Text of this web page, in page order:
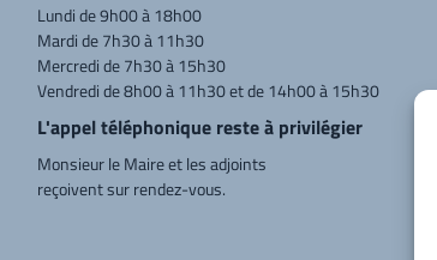
Lundi de 9h00 à 18h00
Mardi de 7h30 à 11h30
Mercredi de 7h30 à 15h30
Vendredi de 8h00 à 11h30 et de 14h00 à 15h30
L'appel téléphonique reste à privilégier
Monsieur le Maire et les adjoints
reçoivent sur rendez-vous.